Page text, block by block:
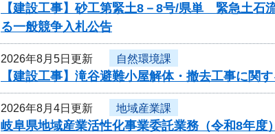
【建設工事】砂工第緊土8－8号/県単 緊急土石
る一般競争入札公告
2026年8月5日更新 自然環境課
【建設工事】滝谷避難小屋解体・撤去工事に関
2026年8月4日更新 地域産業課
岐阜県地域産業活性化事業委託業務（令和8年度